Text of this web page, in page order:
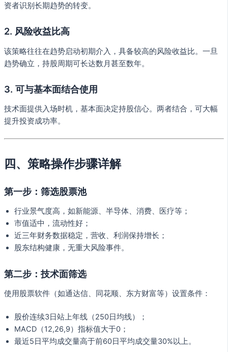
资者识别长期趋势的转变。
2. 风险收益比高
该策略往往在趋势启动初期介入，具备较高的风险收益比。一旦
趋势确立，持股周期可长达数月甚至数年。
3. 可与基本面结合使用
技术面提供入场时机，基本面决定持股信心。两者结合，可大幅
提升投资成功率。
四、策略操作步骤详解
第一步：筛选股票池
行业景气度高，如新能源、半导体、消费、医疗等；
市值适中，流动性好；
近三年财务数据稳定，营收、利润保持增长；
股东结构健康，无重大风险事件。
第二步：技术面筛选
使用股票软件（如通达信、同花顺、东方财富等）设置条件：
股价连续3日站上年线（250日均线）；
MACD（12,26,9）指标值大于0；
最近5日平均成交量高于前60日平均成交量30%以上。